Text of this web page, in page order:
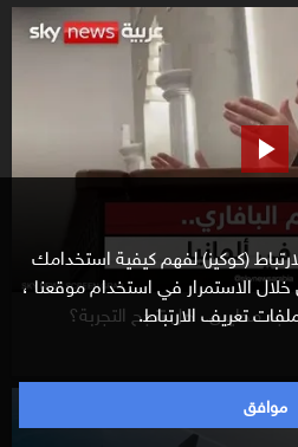
(كوكيز) لفهم كيفية استخدامك
الاستمرار في استخدام موقعنا ،
تعريف الارتباط.
موافق
محليين.. هل تنجح التجربة؟